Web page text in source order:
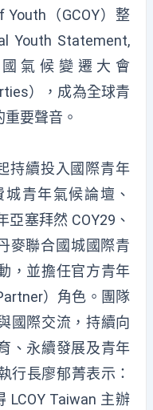
Youth（GCOY）整
Youth Statement,
氣候變遷大會
），成為全球青
要聲音。
持續投入國際青年
青年氣候論壇、
亞塞拜然 COY29、
麥聯合國城國際青
，並擔任官方青年
）角色。團隊
國際交流，持續向
、永續發展及青年
行長廖郁菁表示：
LCOY Taiwan 主辦